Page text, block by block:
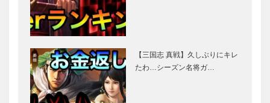
【三国志 真戦】久しぶりにキレ
たわ…シーズン名将ガ…